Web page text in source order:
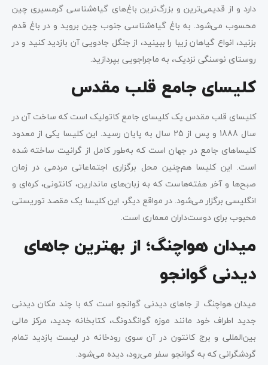
دارد و از قدیمی‌ترین و بزرگ‌ترین باغ‌های گیاه‌شناسی گرمسیری چین
محسوب می‌شود. به باغ گیاه‌شناسی جنوب چین بروید و در باغ قدم
بزنید، انواع گیاهان زیبا را ببینید، از جنگل جادویی آن بازدید کنید و در
روستای نوسنگی نزدیک، به ماجراجویی بپردازید.
کلیسای جامع قلب مقدس
کلیسای قلب مقدس یک کلیسای جامع کاتولیک است که ساخت آن در
سال 1888 و پس از 25 سال به پایان رسید. این کلیسا یکی از معدود
کلیساهای جامع در جهان است که به‌طور کامل از گرانیت ساخته شده
است. این کلیسا هم‌چنین محل برگزاری اجتماعاتی مردمی در زمان
صبح‌ها و آخر هفته‌هاست که به زبان‌های ماندارین، کانتونی، کره‌ای و
انگلیسی برگزار می‌شود. در مواقع دیگر، این کلیسا یک مقصد توریستی
محبوب برای دوست‌داران معماری است.
میدان هواچنگ؛ از بهترین جاهای
دیدنی گوانجو
میدان هواچنگ از جاهای دیدنی گوانجو است که با چند مکان دیدنی
جدید اطراف خود مانند موزه گوانگدونگ، کتابخانه جدید، مرکز مالی
بین‌المللی و برج کانتون در آن سوی رودخانه در لیست بازدید تمام
گردشگرانی که به گوانجو سفر می‌رود، دیده می‌شود.